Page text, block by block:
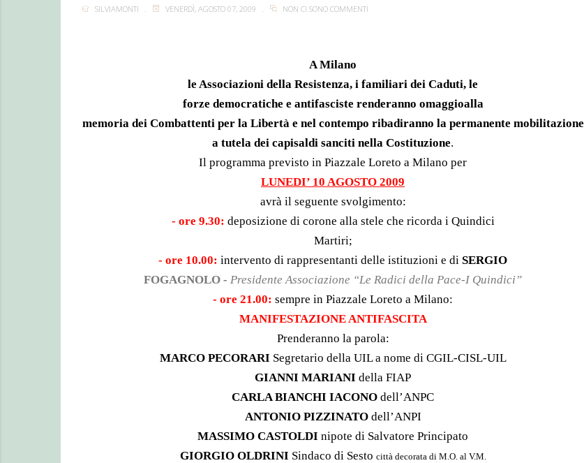
SILVIAMONTI VENERDÌ, AGOSTO 07, 2009 NON CI SONO COMMENTI
A Milano
le Associazioni della Resistenza, i familiari dei Caduti, le
forze democratiche e antifasciste renderanno omaggioalla
memoria dei Combattenti per la Libertàe nel contempo ribadiranno la permanente mobilitazione
a tutela dei capisaldi sanciti nella Costituzione.
Il programma previsto in Piazzale Loreto a Milano per
LUNEDI’ 10 AGOSTO 2009
avrà il seguente svolgimento:
- ore 9.30: deposizione di corone alla stele che ricorda i Quindici
Martiri;
- ore 10.00: intervento di rappresentanti delle istituzioni e di SERGIO
FOGAGNOLO - Presidente Associazione “Le Radici della Pace-I Quindici”
- ore 21.00: sempre in Piazzale Loreto a Milano:
MANIFESTAZIONE ANTIFASCITA
Prenderanno la parola:
MARCO PECORARI Segretario della UIL a nome di CGIL-CISL-UIL
GIANNI MARIANI della FIAP
CARLA BIANCHI IACONO dell’ANPC
ANTONIO PIZZINATO dell’ANPI
MASSIMO CASTOLDI nipote di Salvatore Principato
GIORGIO OLDRINI Sindaco di Sesto città decoratadi M.O. al V.M.